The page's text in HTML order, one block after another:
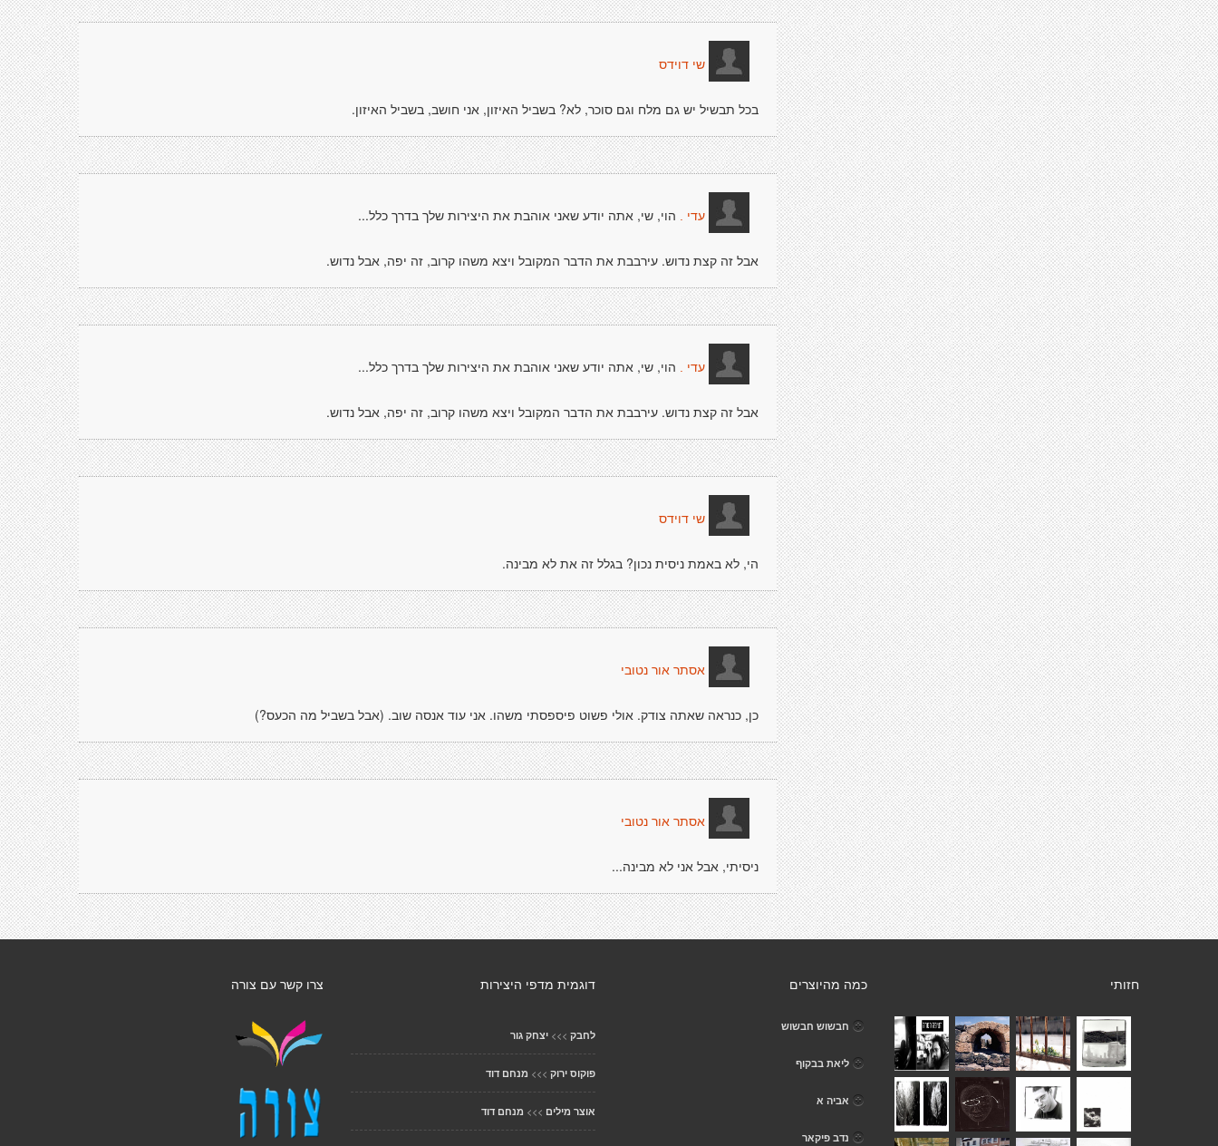
שי דוידס
בכל תבשיל יש גם מלח וגם סוכר, לא? בשביל האיזון, אני חושב, בשביל האיזון.
עדי . הוי, שי, אתה יודע שאני אוהבת את היצירות שלך בדרך כלל...
אבל זה קצת נדוש. עירבבת את הדבר המקובל ויצא משהו קרוב, זה יפה, אבל נדוש.
עדי . הוי, שי, אתה יודע שאני אוהבת את היצירות שלך בדרך כלל...
אבל זה קצת נדוש. עירבבת את הדבר המקובל ויצא משהו קרוב, זה יפה, אבל נדוש.
שי דוידס
הי, לא באמת ניסית נכון? בגלל זה את לא מבינה.
אסתר אור נטובי
כן, כנראה שאתה צודק. אולי פשוט פיספסתי משהו. אני עוד אנסה שוב. (אבל בשביל מה הכעס?)
אסתר אור נטובי
ניסיתי, אבל אני לא מבינה...
צרו קשר עם צורה דוגמית מדפי היצירות
לחבק >>> יצחק גור
פוקוס ירוק >>> מנחם דוד
אוצר מילים >>> מנחם דוד
כמה מהיוצרים
חבשוש חבשוש
ליאת בבקוף
אביה א
נדב פיקאר
חזותי